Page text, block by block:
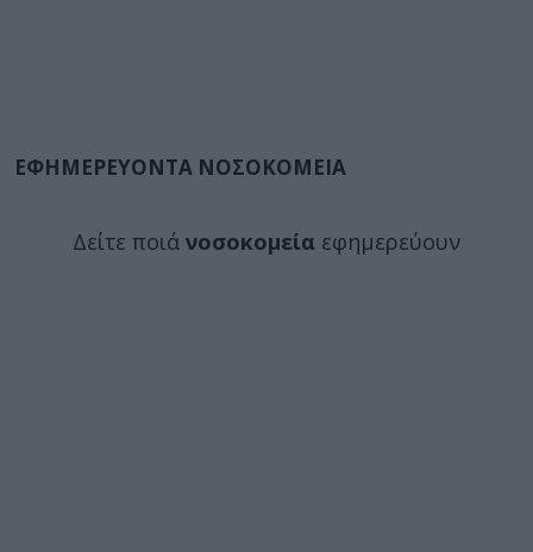
ΕΦΗΜΕΡΕΥΟΝΤΑ ΝΟΣΟΚΟΜΕΙΑ
Δείτε ποιά νοσοκομεία εφημερεύουν